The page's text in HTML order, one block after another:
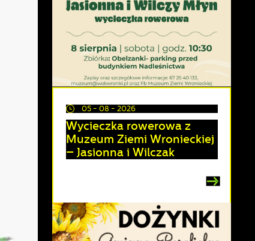
05 - 08 - 2026
Wycieczka rowerowa z
Muzeum Ziemi Wronieckiej
– Jasionna i Wilczak